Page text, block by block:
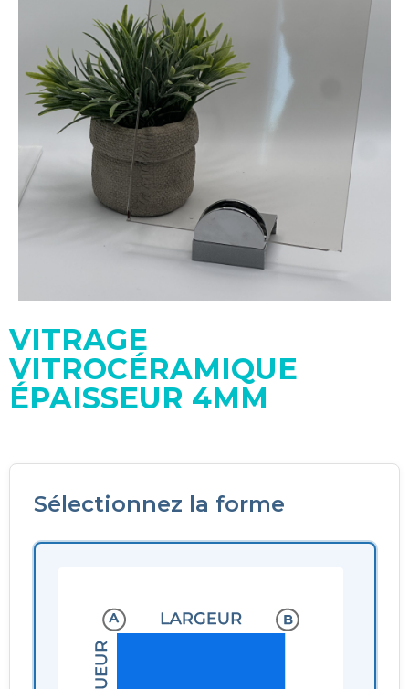
VITRAGE
VITROCÉRAMIQUE
ÉPAISSEUR 4MM
Sélectionnez la forme